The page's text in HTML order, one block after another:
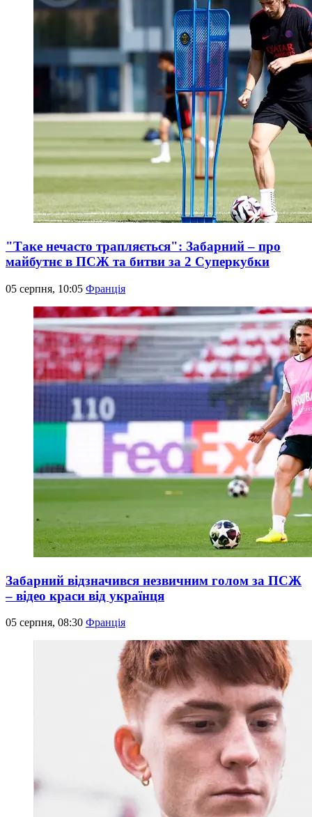
"Таке нечасто трапляється": Забарний – про
майбутнє в ПСЖ та битви за 2 Суперкубки
05 серпня, 10:05 Франція
Забарний відзначився незвичним голом за ПСЖ
– відео краси від українця
05 серпня, 08:30 Франція